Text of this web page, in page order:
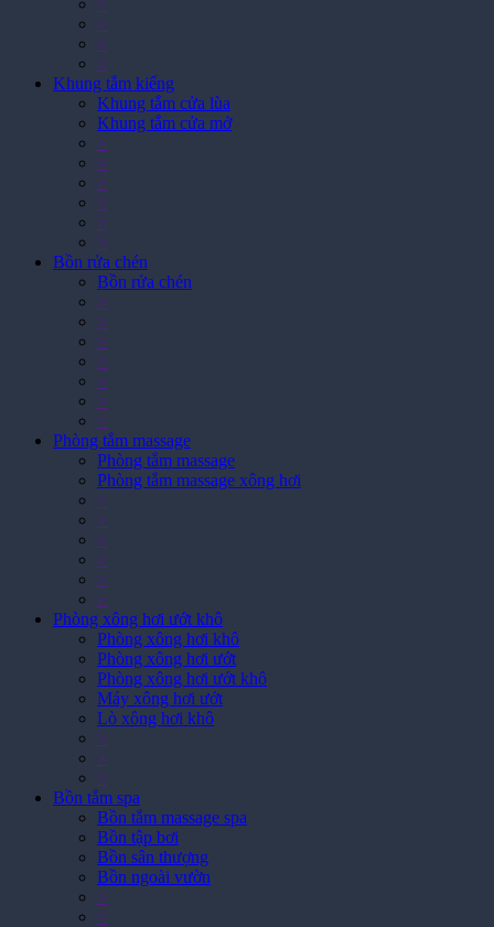
>
>
>
Khung tắm kiếng
Khung tắm cửa lùa
Khung tắm cửa mở
>
>
>
>
>
>
Bồn rửa chén
Bồn rửa chén
>
>
>
>
>
>
>
Phòng tắm massage
Phòng tắm massage
Phòng tắm massage xông hơi
>
>
>
>
>
>
Phòng xông hơi ướt khô
Phòng xông hơi khô
Phòng xông hơi ướt
Phòng xông hơi ướt khô
Máy xông hơi ướt
Lò xông hơi khô
>
>
>
Bồn tắm spa
Bồn tắm massage spa
Bồn tập bơi
Bồn sân thượng
Bồn ngoài vườn
>
>